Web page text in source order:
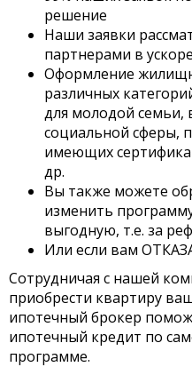
решение
Наши заявки
партнерами в
Оформление
различных
для молодой семьи,
социальной сферы,
имеющих
др.
Вы также можете
изменить
выгодную, т.е. за
Или если вам
Сотрудничая с нашей
приобрести квартиру
ипотечный брокер
ипотечный кредит по
программе.